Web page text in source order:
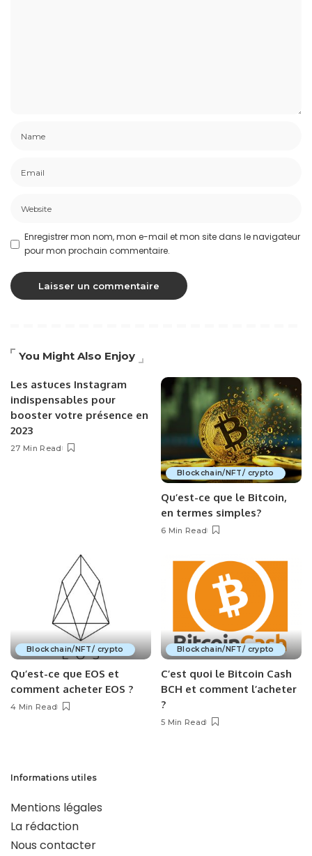
Enregistrer mon nom, mon e-mail et mon site dans le navigateur
pour mon prochain commentaire.
You Might Also Enjoy
Les astuces Instagram
indispensables pour
booster votre présence en
2023
27 Min Read
Blockchain/NFT/ crypto
Qu’est-ce que le Bitcoin,
en termes simples?
6 Min Read
Blockchain/NFT/ crypto
Qu’est-ce que EOS et
comment acheter EOS ?
4 Min Read
Blockchain/NFT/ crypto
C’est quoi le Bitcoin Cash
BCH et comment l’acheter
?
5 Min Read
Informations utiles
Mentions légales
La rédaction
Nous contacter